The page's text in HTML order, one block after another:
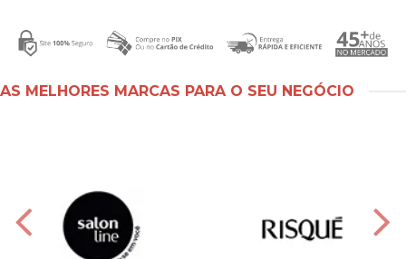
AS MELHORES MARCAS PARA O SEU NEGÓCIO